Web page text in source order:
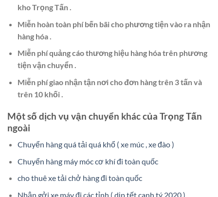
kho Trọng Tấn .
Miễn hoàn toàn phí bến bãi cho phương tiện vào ra nhận
hàng hóa .
Miễn phí quảng cáo thương hiệu hàng hóa trên phương
tiện vận chuyển .
Miễn phí giao nhận tận nơi cho đơn hàng trên 3 tấn và
trên 10 khối .
Một số dịch vụ vận chuyển khác của Trọng Tấn
ngoài
Chuyển hàng quá tải quá khổ ( xe múc , xe đào )
Chuyển hàng máy móc cơ khí đi toàn quốc
cho thuê xe tải chở hàng đi toàn quốc
Nhận gởi xe máy đi các tỉnh ( dịp tết canh tý 2020 )